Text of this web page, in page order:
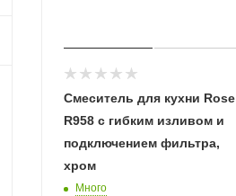
Смеситель для кухни Rose
R958 с гибким изливом и
подключением фильтра,
хром
Много